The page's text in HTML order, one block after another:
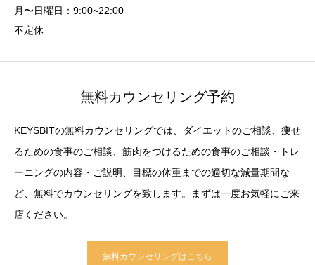
月〜日曜日：9:00~22:00
不定休
無料カウンセリング予約
KEYSBITの無料カウンセリングでは、ダイエットのご相談、痩せ
るための食事のご相談、筋肉をつけるための食事のご相談・トレ
ーニングの内容・ご説明、目標の体重までの適切な減量期間な
ど、無料でカウンセリングを致します。まずは一度お気軽にご来
店ください。
無料カウンセリングはこちら